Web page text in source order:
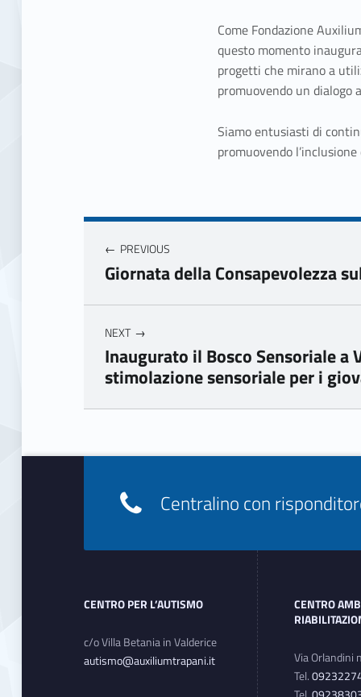
Come Fondazione
questo momento
progetti che mirano a
promuovendo un dialogo
Siamo entusiasti di
promuovendo
Navigazione articoli
PREVIOUS
Giornata della Consapevolezza
NEXT
Inaugurato il Bosco Sensoriale a
stimolazione sensoriale per i
Skip back to main navigation
Footer info sidebar
Centralino con
Footer sidebar
CENTRO PER L’AUTISMO
c/o Villa Betania in Valderice
autismo@auxiliumtrapani.it
CENTRO
Via Orlandini
Tel.